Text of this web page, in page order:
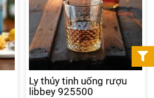
Ly thủy tinh uống rượu
libbey 925500